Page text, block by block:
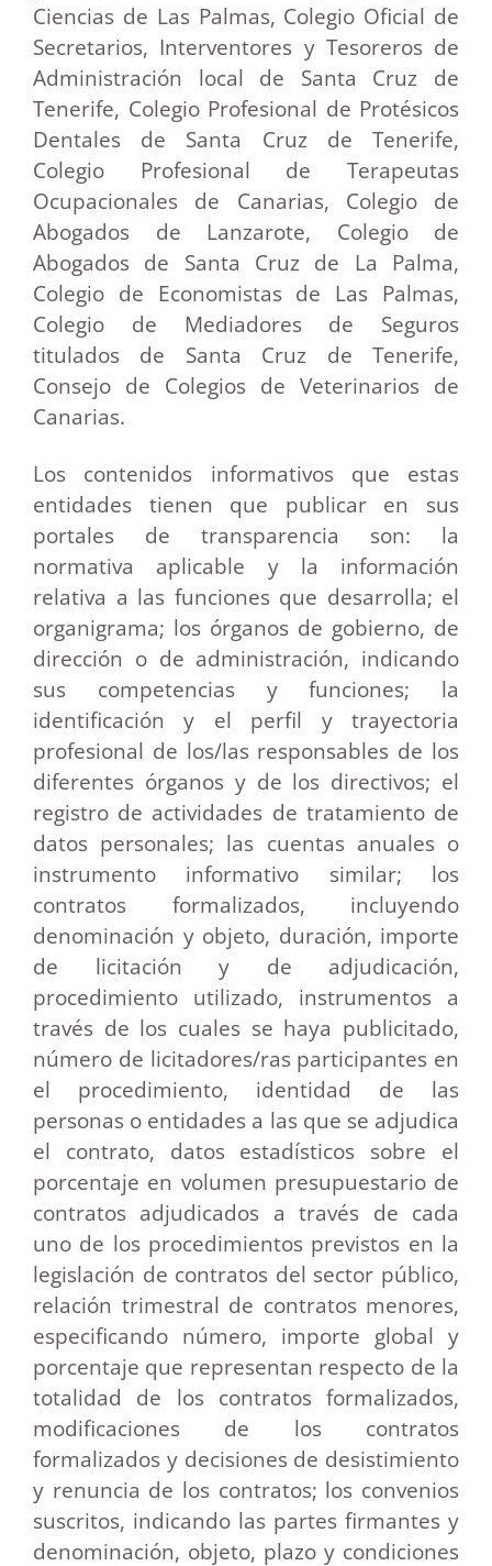
Ciencias de Las Palmas, Colegio Oficial de
Secretarios, Interventores y Tesoreros de
Administración local de Santa Cruz de
Tenerife, Colegio Profesional de Protésicos
Dentales de Santa Cruz de Tenerife,
Colegio Profesional de Terapeutas
Ocupacionales de Canarias, Colegio de
Abogados de Lanzarote, Colegio de
Abogados de Santa Cruz de La Palma,
Colegio de Economistas de Las Palmas,
Colegio de Mediadores de Seguros
titulados de Santa Cruz de Tenerife,
Consejo de Colegios de Veterinarios de
Canarias.
Los contenidos informativos que estas
entidades tienen que publicar en sus
portales de transparencia son: la
normativa aplicable y la información
relativa a las funciones que desarrolla; el
organigrama; los órganos de gobierno, de
dirección o de administración, indicando
sus competencias y funciones; la
identificación y el perfil y trayectoria
profesional de los/las responsables de los
diferentes órganos y de los directivos; el
registro de actividades de tratamiento de
datos personales; las cuentas anuales o
instrumento informativo similar; los
contratos formalizados, incluyendo
denominación y objeto, duración, importe
de licitación y de adjudicación,
procedimiento utilizado, instrumentos a
través de los cuales se haya publicitado,
número de licitadores/ras participantes en
el procedimiento, identidad de las
personas o entidades a las que se adjudica
el contrato, datos estadísticos sobre el
porcentaje en volumen presupuestario de
contratos adjudicados a través de cada
uno de los procedimientos previstos en la
legislación de contratos del sector público,
relación trimestral de contratos menores,
especificando número, importe global y
porcentaje que representan respecto de la
totalidad de los contratos formalizados,
modificaciones de los contratos
formalizados y decisiones de desistimiento
y renuncia de los contratos; los convenios
suscritos, indicando las partes firmantes y
denominación, objeto, plazo y condiciones